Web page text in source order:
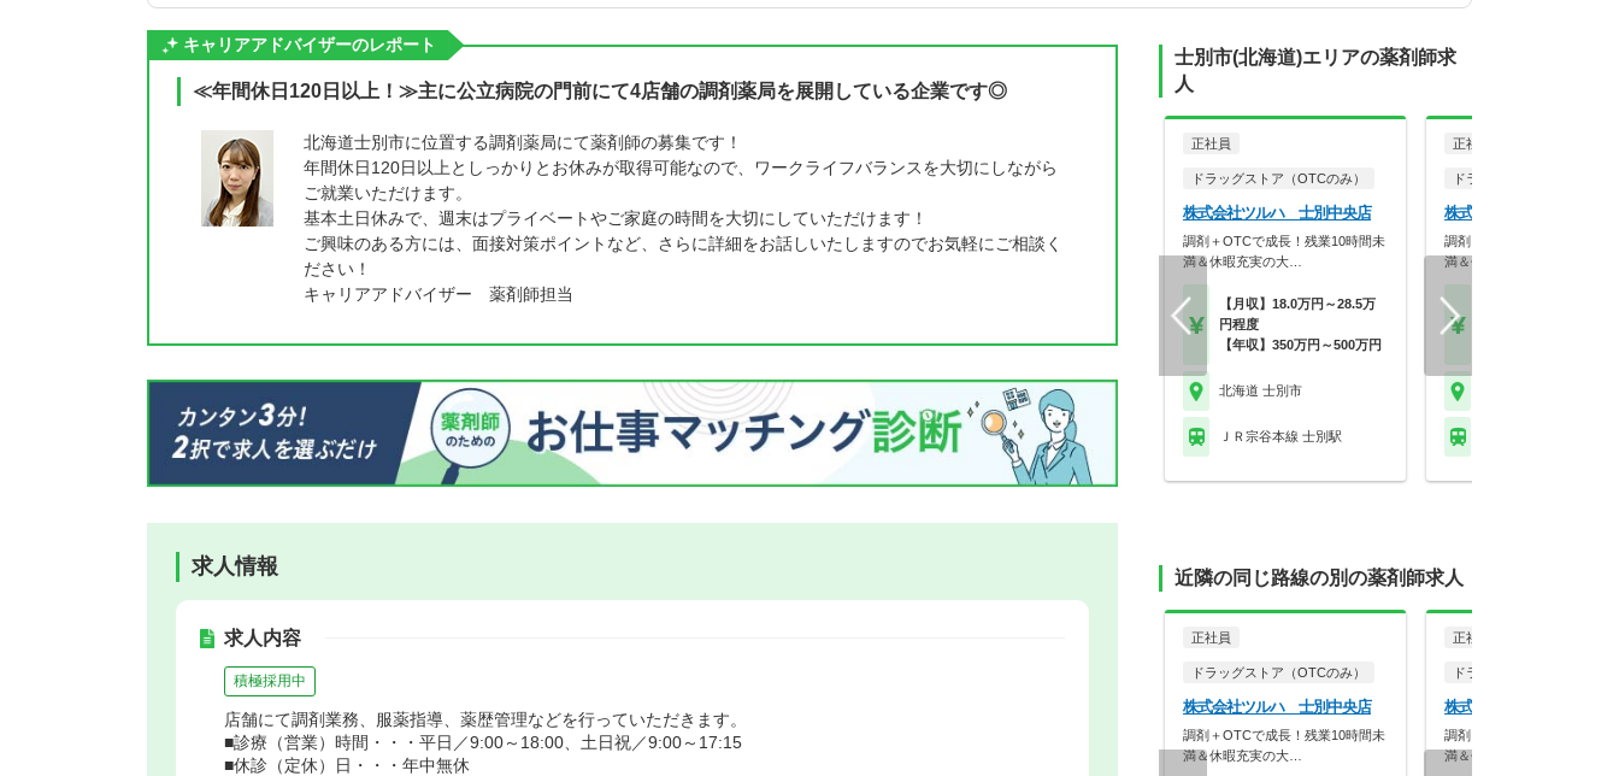
キャリアアドバイザーのレポート
≪年間休日120日以上！≫主に公立病院の門前にて4店舗の調剤薬局を展開している企業です◎
北海道士別市に位置する調剤薬局にて薬剤師の募集です！
年間休日120日以上としっかりとお休みが取得可能なので、ワークライフバランスを大切にしながら
ご就業いただけます。
基本土日休みで、週末はプライベートやご家庭の時間を大切にしていただけます！
ご興味のある方には、面接対策ポイントなど、さらに詳細をお話しいたしますのでお気軽にご相談く
ださい！
キャリアアドバイザー 薬剤師担当
求人情報
求人内容
積極採用中
店舗にて調剤業務、服薬指導、薬歴管理などを行っていただきます。
■診療（営業）時間・・・平日／9:00～18:00、土日祝／9:00～17:15
■休診（定休）日・・・年中無休
士別市(北海道)エリアの薬剤師求
人
正社員
ドラッグストア（OTCのみ）
株式会社ツルハ 士別中央店
調剤＋OTCで成長！残業10時間未
満＆休暇充実の大…
【月収】18.0万円～28.5万
円程度
【年収】350万円～500万円
北海道 士別市
ＪＲ宗谷本線 士別駅
正社員
ドラッグストア（OTCのみ
株式会社ツルハ 士別店
調剤＋OTCで成長！残業10
満＆休暇充実の大…
近隣の同じ路線の別の薬剤師求人
正社員
ドラッグストア（OTCのみ）
株式会社ツルハ 士別中央店
調剤＋OTCで成長！残業10時間未
満＆休暇充実の大…
正社員
ドラッグストア（OTCのみ
株式会社ツルハ 士別店
調剤＋OTCで成長！残業10
満＆休暇充実の大…